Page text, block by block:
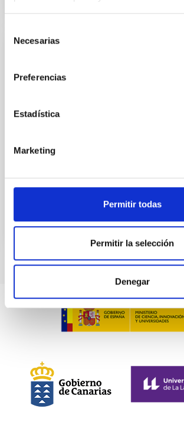
Necesarias
Preferencias
Estadística
Marketing
Permitir todas
Permitir la selección
Denegar
Acuerdo de Colaboración entre
y el IAC para el desarrollo del
Observatorio del Teide.
Not in force